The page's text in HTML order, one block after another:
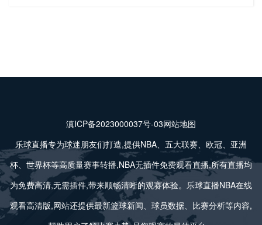
滇ICP备2023000037号-03网站地图
乐球直播专为球迷朋友们打造,提供NBA、五大联赛、欧冠、亚洲
杯、世界杯等高质量赛事转播,NBA无插件免费观看直播,所有直播均
为免费高清,无需插件,带来顺畅清晰的观赛体验。乐球直播NBA在线
观看高清版,网站还提供最新篮球新闻、球员数据、比赛分析等内容,